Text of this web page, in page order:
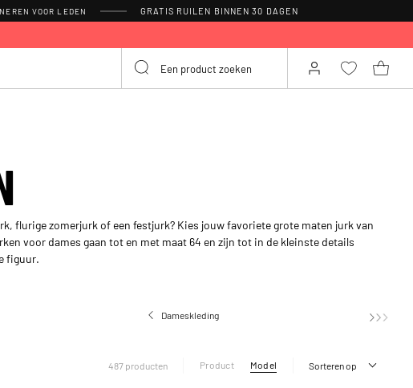
VOOR LEDEN GRATIS RUILEN BINNEN 30 DAGEN
flurige zomerjurk of een festjurk? Kies jouw favoriete grote maten jurk van
voor dames gaan tot en met maat 64 en zijn tot in de kleinste details
figuur.
Dameskleding
487 producten Product Model Sorteren op